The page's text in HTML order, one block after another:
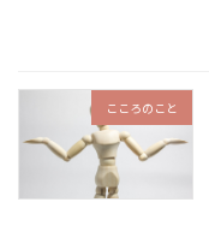
こころのこと